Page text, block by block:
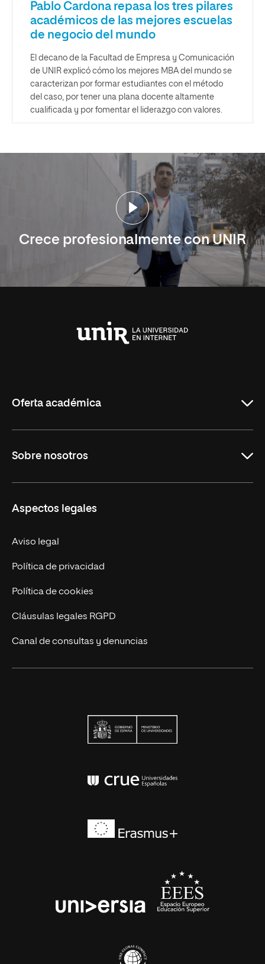
Pablo Cardona repasa los tres pilares
académicos de las mejores escuelas
de negocio del mundo
El decano de la Facultad de Empresa y Comunicación
de UNIR explicó cómo los mejores MBA del mundo se
caracterizan por formar estudiantes con el método
del caso, por tener una plana docente altamente
cualificada y por fomentar el liderazgo con valores.
Crece profesionalmente con UNIR
Oferta académica
Maestrías
Sobre nosotros
Trabaja en UNIR
Actualidad UNIR
Contáctanos
Aspectos legales
Aviso legal
Política de privacidad
Política de cookies
Cláusulas legales RGPD
Canal de consultas y denuncias